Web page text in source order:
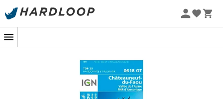
Promos d'été 🔥 -5 % EXTRA dès 2 produits* code Summer5